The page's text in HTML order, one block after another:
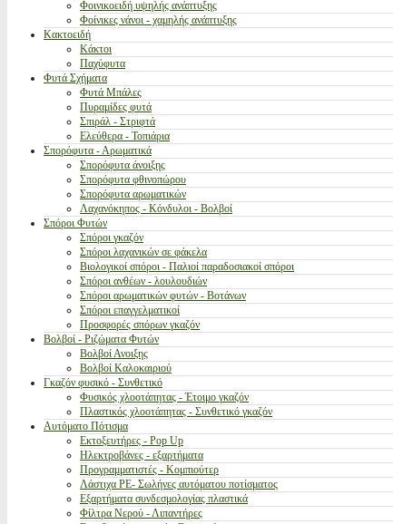
Φοινικοειδή υψηλής ανάπτυξης
Φοίνικες νάνοι - χαμηλής ανάπτυξης
Κακτοειδή
Κάκτοι
Παχύφυτα
Φυτά Σχήματα
Φυτά Μπάλες
Πυραμίδες φυτά
Σπιράλ - Στριφτά
Ελεύθερα - Τοπιάρια
Σπορόφυτα - Αρωματικά
Σπορόφυτα άνοιξης
Σπορόφυτα φθινοπώρου
Σπορόφυτα αρωματικών
Λαχανόκηπος - Κόνδυλοι - Βολβοί
Σπόροι Φυτών
Σπόροι γκαζόν
Σπόροι λαχανικών σε φάκελα
Βιολογικοί σπόροι - Παλιοί παραδοσιακοί σπόροι
Σπόροι ανθέων - λουλουδιών
Σπόροι αρωματικών φυτών - Βοτάνων
Σπόροι επαγγελματικοί
Προσφορές σπόρων γκαζόν
Βολβοί - Ριζώματα Φυτών
Βολβοί Ανοιξης
Βολβοί Καλοκαιριού
Γκαζόν φυσικό - Συνθετικό
Φυσικός χλοοτάπητας - Έτοιμο γκαζόν
Πλαστικός χλοοτάπητας - Συνθετικό γκαζόν
Αυτόματο Πότισμα
Εκτοξευτήρες - Pop Up
Ηλεκτροβάνες - εξαρτήματα
Προγραμματιστές - Κομπιούτερ
Λάστιχα PE- Σωλήνες αυτόματου ποτίσματος
Εξαρτήματα συνδεσμολογίας πλαστικά
Φίλτρα Νερού - Λιπαντήρες